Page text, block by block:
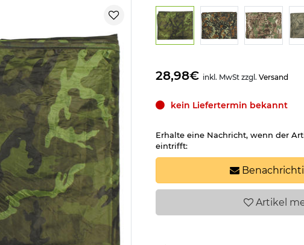
28,98€ inkl. MwSt zzgl. Versand
kein Liefertermin bekannt
Erhalte eine Nachricht, wenn der
eintrifft:
Artikel